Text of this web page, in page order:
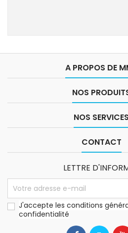
A PROPOS DE
NOS
NOS SERVICES
CONTACT
LETTRE
J'accepte les conditions
confidentialité